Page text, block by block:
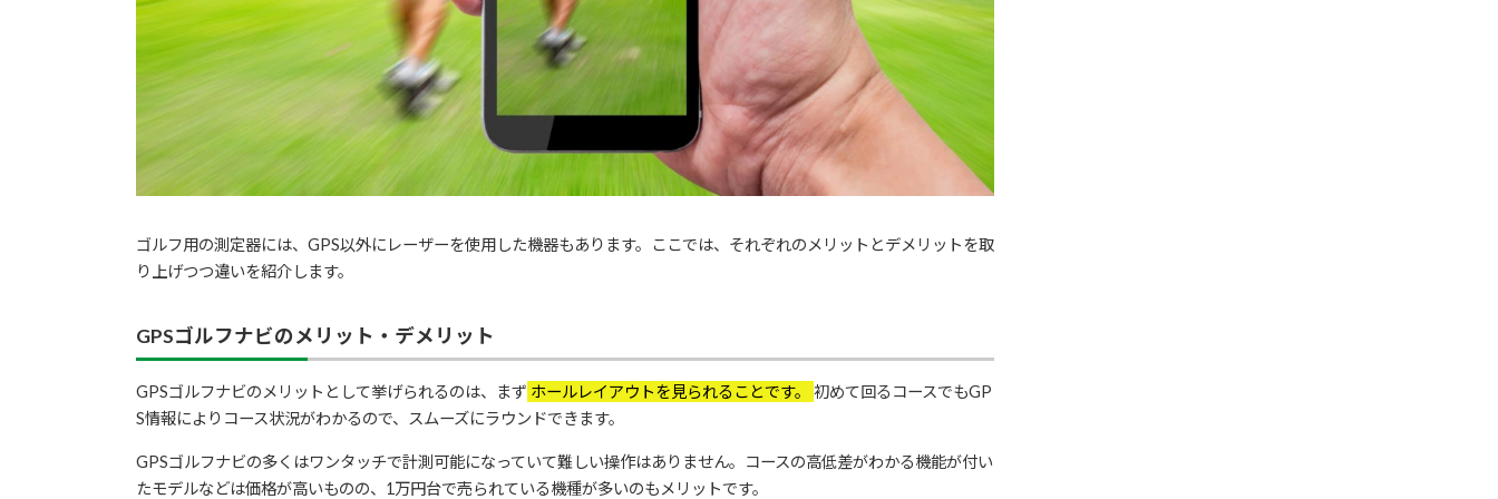
ゴルフ用の測定器には、GPS以外にレーザーを使用した機器もあります。ここでは、それぞれのメリットとデメリットを取
り上げつつ違いを紹介します。
GPSゴルフナビのメリット・デメリット
GPSゴルフナビのメリットとして挙げられるのは、まず ホールレイアウトを見られることです。 初めて回るコースでもGP
S情報によりコース状況がわかるので、スムーズにラウンドできます。
GPSゴルフナビの多くはワンタッチで計測可能になっていて難しい操作はありません。コースの高低差がわかる機能が付い
たモデルなどは価格が高いものの、1万円台で売られている機種が多いのもメリットです。